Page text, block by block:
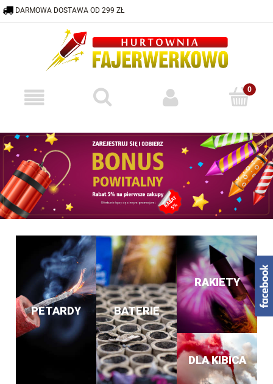
DARMOWA DOSTAWA OD 299 ZŁ
HURTOWNIA@FAJERWERKOWO.PL
PETARDY BATERIE
RAKIETY
DLA KIBICA